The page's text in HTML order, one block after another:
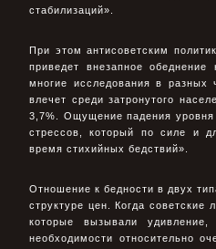
стабилизаций».
При этом антисоветским
приведет внезапное
многие исследования в разных
влечет среди затронутого
3,7%. Ощущение падения уровня
стрессов, который по силе и
время стихийных бедствий».
Отношение к бедности в двух
структуре цен. Когда
которые вызывали
необходимости относительно